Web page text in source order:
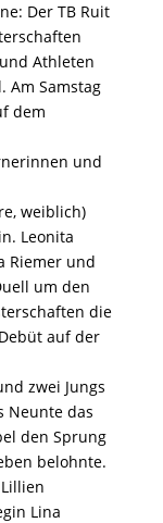
Der TB Ruit
Athleten
Am Samstag
dem
und
weiblich)
Leonita
Riemer und
um den
die
auf der
zwei Jungs
Neunte das
den Sprung
belohnte.
Lina